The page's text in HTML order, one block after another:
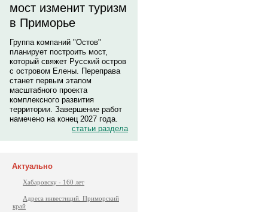
мост изменит туризм
в Приморье
Группа компаний "Остов"
планирует построить мост,
который свяжет Русский остров
с островом Елены. Переправа
станет первым этапом
масштабного проекта
комплексного развития
территории. Завершение работ
намечено на конец 2027 года.
статьи раздела
Актуально
Хабаровску - 160 лет
Адреса инвестиций. Приморский
край